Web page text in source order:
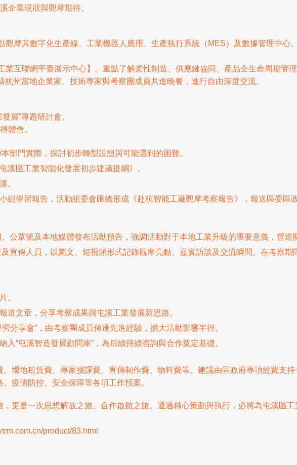
企業現狀與觀摩期待。
觀摩其數字化生產線、工業機器人應用、生產執行系統（MES）及數據管理中心
互聯網平臺展示中心】。重點了解柔性制造、供應鏈協同、產品全生命周期管理
杭州當地企業家、技術專家與考察團成員共進晚餐，進行自由深度交流。
展”專題研討會。
體會。
部門實際，探討初步轉型設想與可能遇到的困難。
溪區工業智能化發展初步建議提綱》。
。
組學習報告，活動組委會匯總形成《赴杭智能工廠觀摩考察報告》，報送區委區
公眾號及本地媒體發布活動預告，強調活動對于本地工業升級的重要意義，營造
宣傳人員，以圖文、短視頻形式記錄觀摩亮點、嘉賓訪談及交流瞬間。在考察期
。
道文章，分享考察成果與屯溪工業發展新思路。
分享會”，由考察團成員傳達先進經驗，擴大活動影響半徑。
入“屯溪智造發展顧問庫”，為后續持續咨詢與合作奠定基礎。
場地租賃費、專家授課費、宣傳制作費、物料費等。建議由區政府專項經費支
疫情防控、安全保障等各項工作預案。
更是一次思想解放之旅、合作啟航之旅。通過精心策劃與執行，必將為屯溪區
product/83.html